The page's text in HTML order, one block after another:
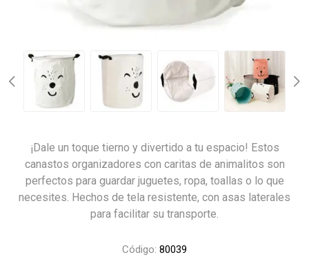
¡Dale un toque tierno y divertido a tu espacio! Estos
canastos organizadores con caritas de animalitos son
perfectos para guardar juguetes, ropa, toallas o lo que
necesites. Hechos de tela resistente, con asas laterales
para facilitar su transporte.
Código: 80039